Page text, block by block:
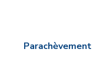
Parachèvement